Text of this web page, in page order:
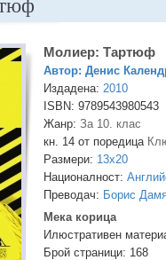
Молиер: Тартюф
Автор: Денис
Издадена: 2010
ISBN: 9789543980543
Жанр: За 10. клас
кн. 14 от поредица
Размери: 13x20
Националност:
Преводач: Борис
Мека корица
Илюстративен
Брой страници: 168